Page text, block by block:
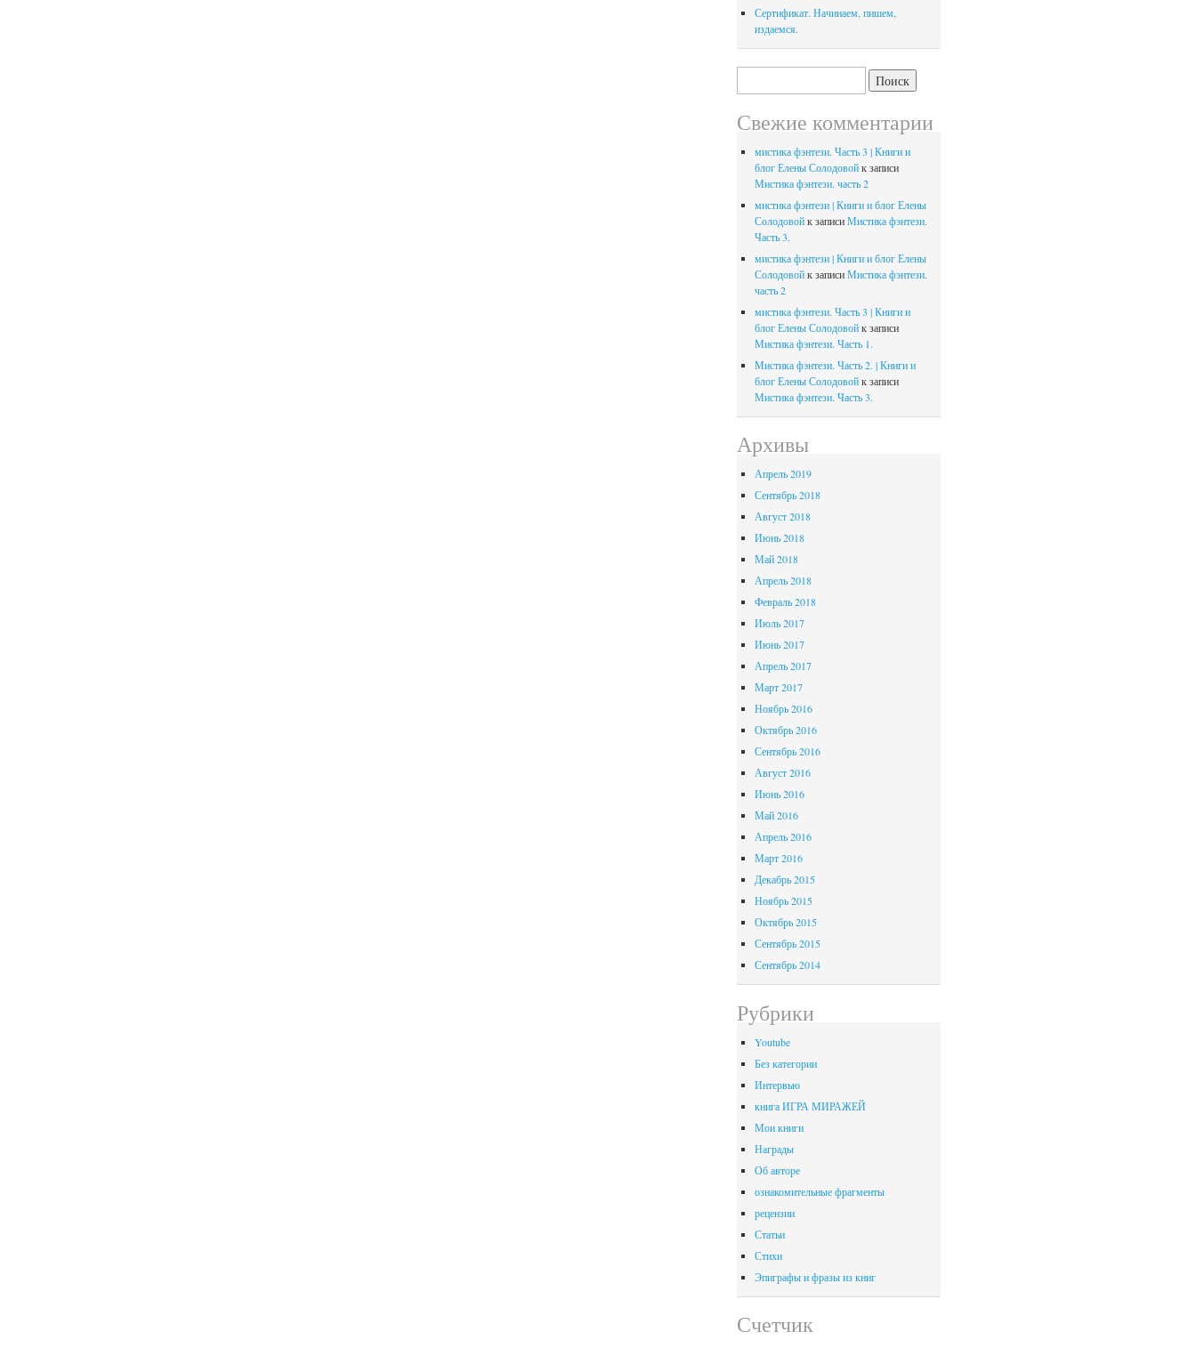
Сертификат. Начинаем, пишем,
издаемся.
Свежие комментарии
мистика фэнтези. Часть 3 | Книги и
блог Елены Солодовойк записи
Мистика фэнтези. часть 2
мистика фэнтези | Книги и блог Елены
Солодовойк записиМистика фэнтези.
Часть 3.
мистика фэнтези | Книги и блог Елены
Солодовойк записиМистика фэнтези.
часть 2
мистика фэнтези. Часть 3 | Книги и
блог Елены Солодовойк записи
Мистика фэнтези. Часть 1.
Мистика фэнтези. Часть 2. | Книги и
блог Елены Солодовойк записи
Мистика фэнтези. Часть 3.
Архивы
Апрель 2019
Сентябрь 2018
Август 2018
Июнь 2018
Май 2018
Апрель 2018
Февраль 2018
Июль 2017
Июнь 2017
Апрель 2017
Март 2017
Ноябрь 2016
Октябрь 2016
Сентябрь 2016
Август 2016
Июнь 2016
Май 2016
Апрель 2016
Март 2016
Декабрь 2015
Ноябрь 2015
Октябрь 2015
Сентябрь 2015
Сентябрь 2014
Рубрики
Youtube
Без категории
Интервью
книга ИГРА МИРАЖЕЙ
Мои книги
Награды
Об авторе
ознакомительные фрагменты
рецензии
Статьи
Стихи
Эпиграфы и фразы из книг
Счетчик